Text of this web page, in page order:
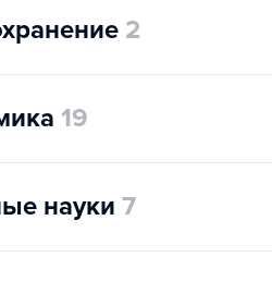
2
19
науки 7